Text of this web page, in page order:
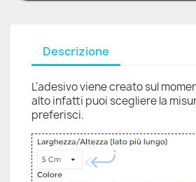
Descrizione
L'adesivo viene creato sul
alto infatti puoi scegliere la
preferisci.